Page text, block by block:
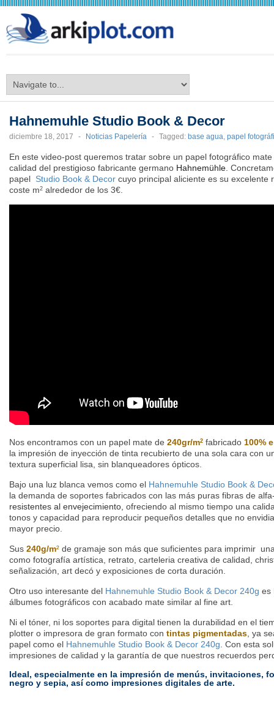
Hahnemuhle Studio Book & Decor
diciembre 18, 2017 - Noticias Papelería - Tagged: base agua, papel
En este video-post queremos tratar sobre un papel fotográfico
calidad del prestigioso fabricante germano Hahnemühle.
papel Studio Book & Decor cuyo principal aliciente es su excelente
coste m2 alrededor de los 3€.
Nos encontramos con un papel mate de 240gr/m2 fabricado 100%
la impresión de inyección de tinta recubierto de una sola cara con
textura superficial lisa, sin blanqueadores ópticos.
Bajo una luz blanca vemos como el Hahnemuhle Studio Book &
la demanda de soportes fabricados con las más puras fibras de
resistentes al envejecimiento, ofreciendo al mismo tiempo una
tonos y capacidad para reproducir pequeños detalles que no
mayor precio.
Sus 240g/m² de gramaje son más que suficientes para imprimir
como fotografía artística, retrato, carteleria creativa de calidad,
señalización, art decó y exposiciones de corta duración.
Otro uso interesante del Hahnemuhle Studio Book & Decor 240g es
álbumes fotográficos con acabado mate similar al fine art.
Ni el tóner, ni los soportes para digital tienen la durabilidad en el
plotter o impresora de gran formato con tintas pigmentadas, ya
papel como el Hahnemuhle Studio Book & Decor 240g. Con esta
impresiones de calidad y la garantía de que nuestros recuerdos
Ideal, especialmente en la impresión de menús, invitaciones,
negro y sepia, así como impresiones digitales de arte.